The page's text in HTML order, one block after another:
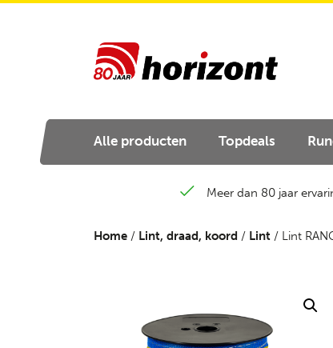
Alle producten Topdeals
Meer dan 80 jaar
Home / Lint, draad, koord / Lint / Lint